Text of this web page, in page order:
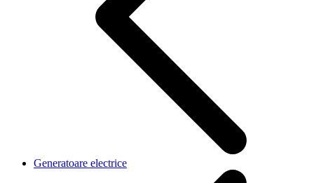
Generatoare electrice